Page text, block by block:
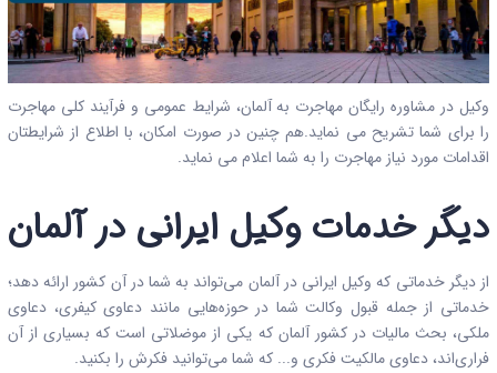
وکیل در مشاوره رایگان مهاجرت به آلمان، شرایط عمومی و فرآیند کلی مهاجرت
را برای شما تشریح می نماید.هم چنین در صورت امکان، با اطلاع از شرایطتان
اقدامات مورد نیاز مهاجرت را به شما اعلام می نماید.
دیگر خدمات وکیل ایرانی در آلمان
از دیگر خدماتی که وکیل ایرانی در آلمان می‌تواند به شما در آن کشور ارائه دهد؛
خدماتی از جمله قبول وکالت شما در حوزه‌هایی مانند دعاوی کیفری، دعاوی
ملکی، بحث مالیات در کشور آلمان که یکی از موضلاتی است که بسیاری از آن
فراری‌اند، دعاوی مالکیت فکری و... که شما می‌توانید فکرش را بکنید.